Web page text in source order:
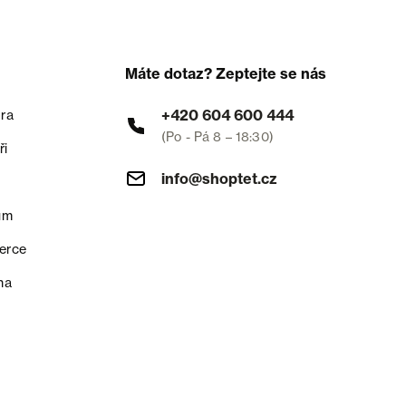
Máte dotaz? Zeptejte se nás
+420 604 600 444
(Po - Pá 8 – 18:30)
info@shoptet.cz